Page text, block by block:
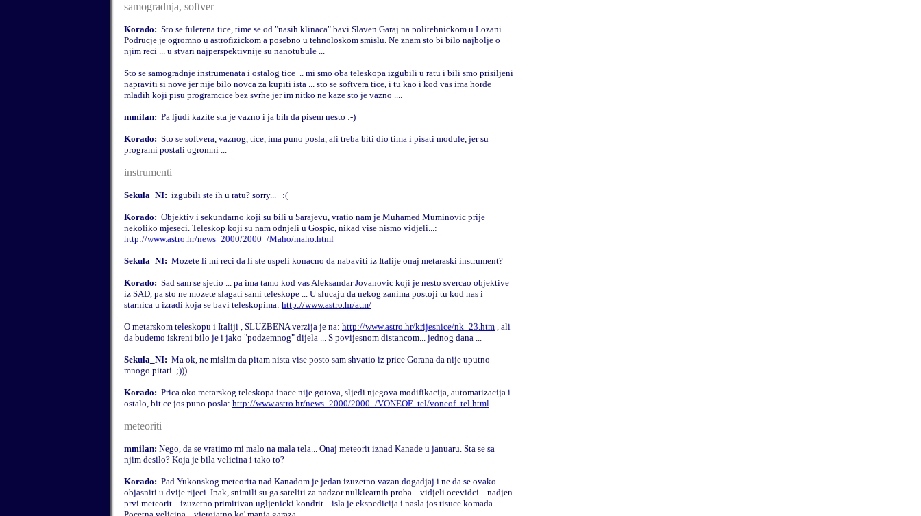
samogradnja, softver
Korado: Sto se fulerena tice, time se od "nasih klinaca" bavi Slaven Garaj na politehnickom u Lozani.
Podrucje je ogromno u astrofizickom a posebno u tehnoloskom smislu. Ne znam sto bi bilo najbolje o
njim reci ... u stvari najperspektivnije su nanotubule ...
Sto se samogradnje instrumenata i ostalog tice .. mi smo oba teleskopa izgubili u ratu i bili smo prisiljeni
napraviti si nove jer nije bilo novca za kupiti ista ... sto se softvera tice, i tu kao i kod vas ima horde
mladih koji pisu programcice bez svrhe jer im nitko ne kaze sto je vazno ....
mmilan: Pa ljudi kazite sta je vazno i ja bih da pisem nesto :-)
Korado: Sto se softvera, vaznog, tice, ima puno posla, ali treba biti dio tima i pisati module, jer su
programi postali ogromni ...
instrumenti
Sekula_NI: izgubili ste ih u ratu? sorry... :(
Korado: Objektiv i sekundarno koji su bili u Sarajevu, vratio nam je Muhamed Muminovic prije
nekoliko mjeseci. Teleskop koji su nam odnjeli u Gospic, nikad vise nismo vidjeli...:
http://www.astro.hr/news_2000/2000_/Maho/maho.html
Sekula_NI: Mozete li mi reci da li ste uspeli konacno da nabaviti iz Italije onaj metaraski instrument?
Korado: Sad sam se sjetio ... pa ima tamo kod vas Aleksandar Jovanovic koji je nesto svercao objektive
iz SAD, pa sto ne mozete slagati sami teleskope ... U slucaju da nekog zanima postoji tu kod nas i
starnica u izradi koja se bavi teleskopima: http://www.astro.hr/atm/
O metarskom teleskopu i Italiji , SLUZBENA verzija je na: http://www.astro.hr/krijesnice/nk_23.htm , ali
da budemo iskreni bilo je i jako "podzemnog" dijela ... S povijesnom distancom... jednog dana ...
Sekula_NI: Ma ok, ne mislim da pitam nista vise posto sam shvatio iz price Gorana da nije uputno
mnogo pitati ;)))
Korado: Prica oko metarskog teleskopa inace nije gotova, sljedi njegova modifikacija, automatizacija i
ostalo, bit ce jos puno posla: http://www.astro.hr/news_2000/2000_/VONEOF_tel/voneof_tel.html
meteoriti
mmilan: Nego, da se vratimo mi malo na mala tela... Onaj meteorit iznad Kanade u januaru. Sta se sa
njim desilo? Koja je bila velicina i tako to?
Korado: Pad Yukonskog meteorita nad Kanadom je jedan izuzetno vazan dogadjaj i ne da se ovako
objasniti u dvije rijeci. Ipak, snimili su ga sateliti za nadzor nulklearnih proba .. vidjeli ocevidci .. nadjen
prvi meteorit .. izuzetno primitivan ugljenicki kondrit .. isla je ekspedicija i nasla jos tisuce komada ...